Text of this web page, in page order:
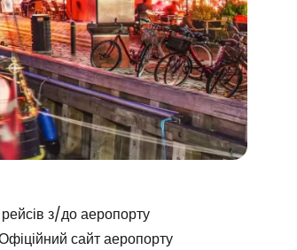
з/до аеропорту
сайт аеропорту